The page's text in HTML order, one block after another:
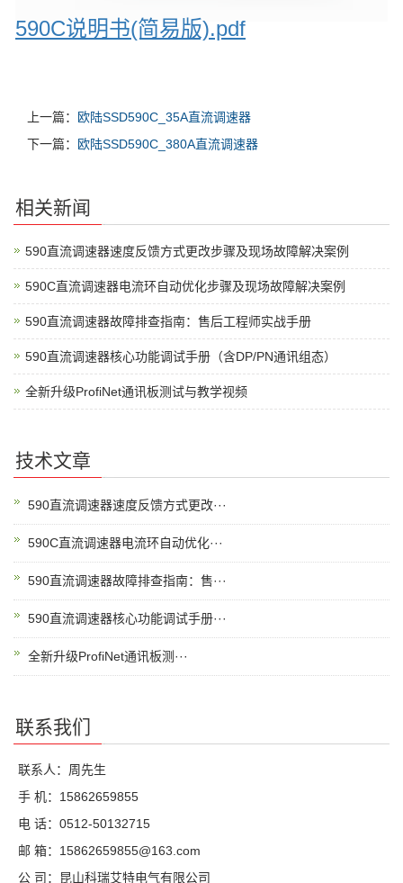
590C说明书(简易版).pdf
上一篇：
欧陆SSD590C_35A直流调速器
下一篇：
欧陆SSD590C_380A直流调速器
相关新闻
590直流调速器速度反馈方式更改步骤及现场故障解决案例
590C直流调速器电流环自动优化步骤及现场故障解决案例
590直流调速器故障排查指南：售后工程师实战手册
590直流调速器核心功能调试手册（含DP/PN通讯组态）
全新升级ProfiNet通讯板测试与教学视频
技术文章
590直流调速器速度反馈方式更改···
590C直流调速器电流环自动优化···
590直流调速器故障排查指南：售···
590直流调速器核心功能调试手册···
全新升级ProfiNet通讯板测···
联系我们
联系人：周先生
手 机：15862659855
电 话：0512-50132715
邮 箱：15862659855@163.com
公 司：昆山科瑞艾特电气有限公司